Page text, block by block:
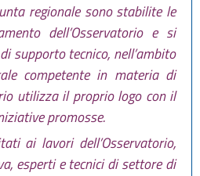
regionale sono stabilite le
dell’Osservatorio e si
supporto tecnico, nell’ambito
competente in materia di
utilizza il proprio logo con il
promosse.
ai lavori dell’Osservatorio,
esperti e tecnici di settore di